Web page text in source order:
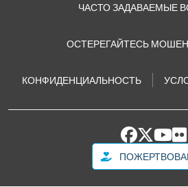
ЧАСТО ЗАДАВАЕМЫЕ
ОСТЕРЕГАЙТЕСЬ
КОНФИДЕНЦИАЛЬНОСТЬ